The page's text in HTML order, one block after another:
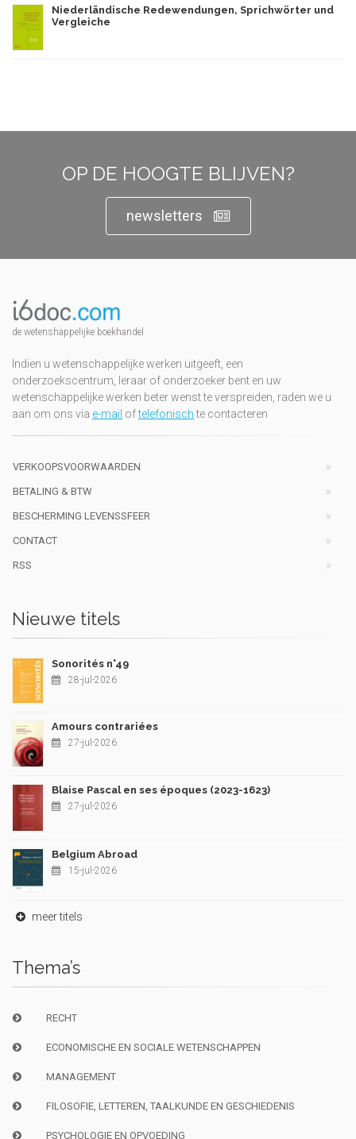
Niederländische Redewendungen, Sprichwörter und
Vergleiche
OP DE HOOGTE BLIJVEN?
newsletters
de wetenshappelijke boekhandel
Indien u wetenschappelijke werken uitgeeft, een
onderzoekscentrum, leraar of onderzoeker bent en uw
wetenschappelijke werken beter wenst te verspreiden, raden we u
aan om ons via e-mail oftelefonischte contacteren
VERKOOPSVOORWAARDEN
BETALING & BTW
BESCHERMING LEVENSSFEER
CONTACT
RSS
Nieuwe titels
Sonorités n°49
28-jul-2026
Amours contrariées
27-jul-2026
Blaise Pascal en ses époques (2023-1623)
27-jul-2026
Belgium Abroad
15-jul-2026
meer titels
Thema’s
RECHT
ECONOMISCHE EN SOCIALE WETENSCHAPPEN
MANAGEMENT
FILOSOFIE, LETTEREN, TAALKUNDE EN GESCHIEDENIS
PSYCHOLOGIE EN OPVOEDING